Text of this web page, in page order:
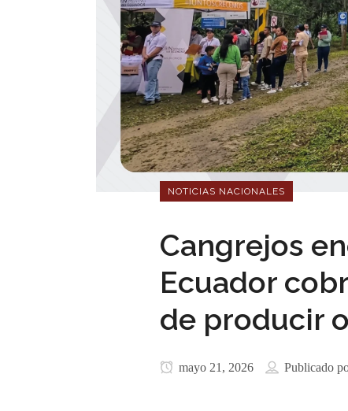
NOTICIAS NACIONALES
Cangrejos
Ecuador
de producir
mayo 21, 2026 Publicado